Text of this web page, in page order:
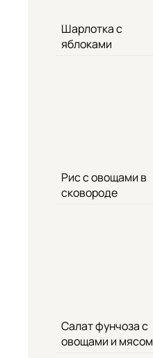
Шарлотка с
яблоками
Рис с овощами в
сковороде
Салат фунчоза с
овощами и мясом